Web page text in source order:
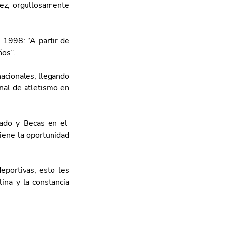
orgullosamente
1998: “A partir de
llegando
de atletismo en
y Becas en el
la oportunidad
esto les
y la constancia